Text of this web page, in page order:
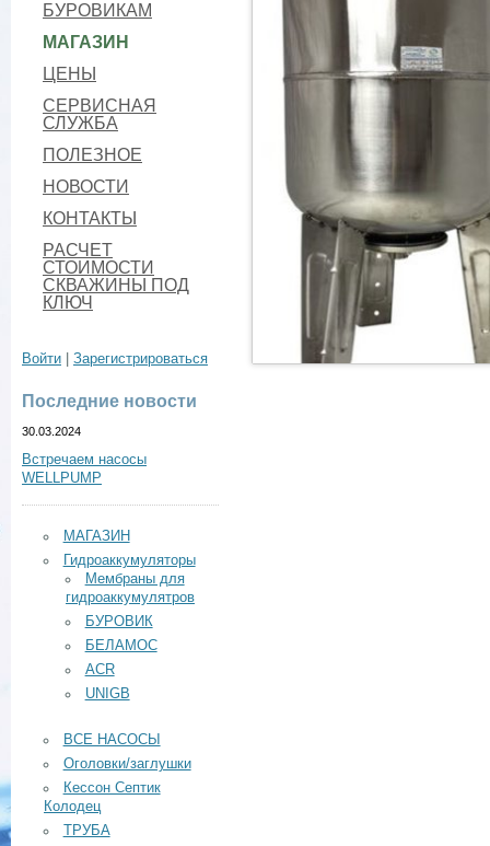
БУРОВИКАМ
МАГАЗИН
ЦЕНЫ
СЕРВИСНАЯ
СЛУЖБА
ПОЛЕЗНОЕ
НОВОСТИ
КОНТАКТЫ
РАСЧЕТ
СТОИМОСТИ
СКВАЖИНЫ ПОД
КЛЮЧ
Войти Зарегистрироваться
Последние новости
30.03.2024
Встречаем насосы
WELLPUMP
МАГАЗИН
Гидроаккумуляторы
Мембраны для
гидроаккумулятров
БУРОВИК
БЕЛАМОС
ACR
UNIGB
ВСЕ НАСОСЫ
Оголовки/заглушки
Кессон Септик
Колодец
ТРУБА